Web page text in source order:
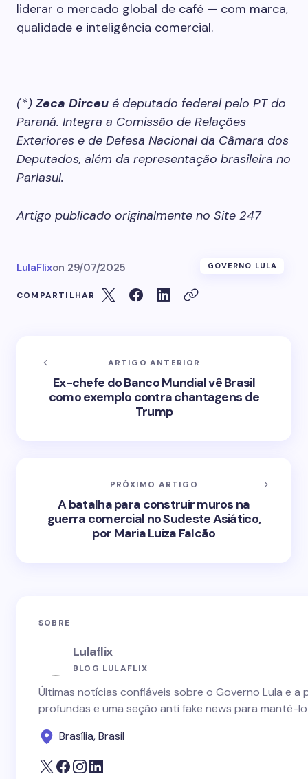
liderar o mercado global de café — com marca,
qualidade e inteligência comercial.
(*) Zeca Dirceu é deputado federal pelo PT do
Paraná. Integra a Comissão de Relações
Exteriores e de Defesa Nacional da Câmara dos
Deputados, além da representação brasileira no
Parlasul.
Artigo publicado originalmente no Site 247
LulaFlixon 29/07/2025 GOVERNO LULA
COMPARTILHAR
ARTIGO ANTERIOR
Ex-chefe do Banco Mundial vê Brasil
como exemplo contra chantagens de
Trump
PRÓXIMO ARTIGO
A batalha para construir muros na
guerra comercial no Sudeste Asiático,
por Maria Luiza Falcão
SOBRE
Lulaflix
BLOG LULAFLIX
Últimas notícias confiáveis sobre o Governo Lula e
profundas e uma seção anti fake news para mantê-
Brasília, Brasil